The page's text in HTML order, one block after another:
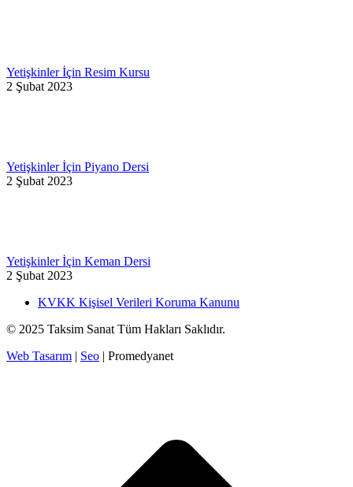
Yetişkinler İçin Resim Kursu
2 Şubat 2023
Yetişkinler İçin Piyano Dersi
2 Şubat 2023
Yetişkinler İçin Keman Dersi
2 Şubat 2023
KVKK Kişisel Verileri Koruma Kanunu
© 2025 Taksim Sanat Tüm Hakları Saklıdır.
Web Tasarım | Seo | Promedyanet